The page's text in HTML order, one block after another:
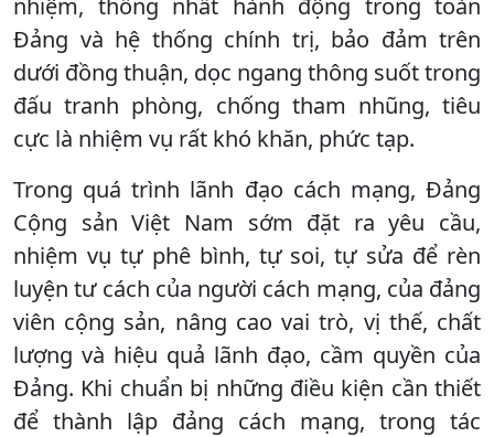
nhiệm, thống nhất hành động trong toàn
Đảng và hệ thống chính trị, bảo đảm trên
dưới đồng thuận, dọc ngang thông suốt trong
đấu tranh phòng, chống tham nhũng, tiêu
cực là nhiệm vụ rất khó khăn, phức tạp.
Trong quá trình lãnh đạo cách mạng, Đảng
Cộng sản Việt Nam sớm đặt ra yêu cầu,
nhiệm vụ tự phê bình, tự soi, tự sửa để rèn
luyện tư cách của người cách mạng, của đảng
viên cộng sản, nâng cao vai trò, vị thế, chất
lượng và hiệu quả lãnh đạo, cầm quyền của
Đảng. Khi chuẩn bị những điều kiện cần thiết
để thành lập đảng cách mạng, trong tác